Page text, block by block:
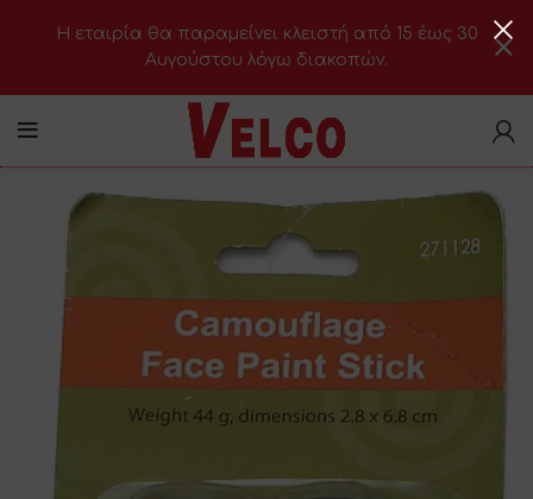
H εταιρία θα παραμείνει κλειστή από 15 έως 30
Αυγούστου λόγω διακοπών.